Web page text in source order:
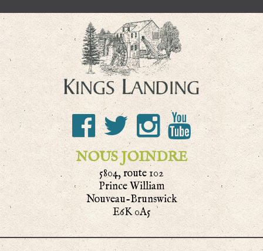
NOUS JOINDRE
5804, route 102
Prince William
Nouveau-Brunswick
E6K 0A5